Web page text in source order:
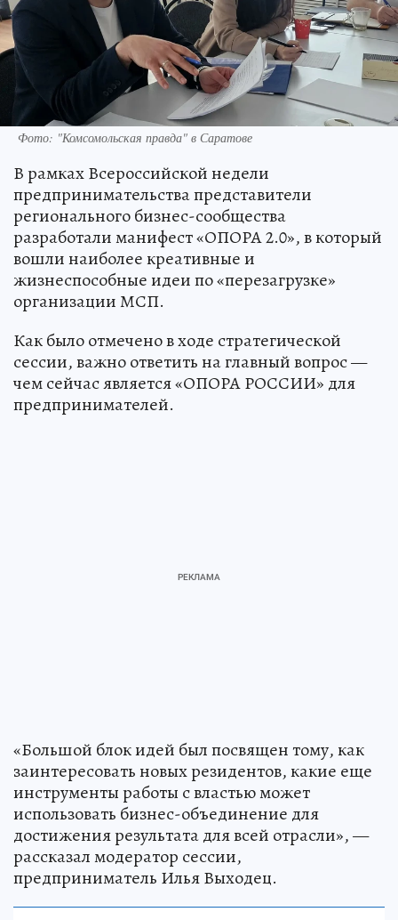
Фото: "Комсомольская правда" в Саратове
В рамках Всероссийской недели
предпринимательства представители
регионального бизнес-сообщества
разработали манифест «ОПОРА 2.0», в который
вошли наиболее креативные и
жизнеспособные идеи по «перезагрузке»
организации МСП.
Как было отмечено в ходе стратегической
сессии, важно ответить на главный вопрос —
чем сейчас является «ОПОРА РОССИИ» для
предпринимателей.
«Большой блок идей был посвящен тому, как
заинтересовать новых резидентов, какие еще
инструменты работы с властью может
использовать бизнес-объединение для
достижения результата для всей отрасли», —
рассказал модератор сессии,
предприниматель Илья Выходец.